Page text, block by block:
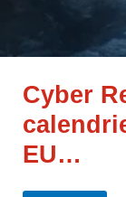
Cyber
EU…